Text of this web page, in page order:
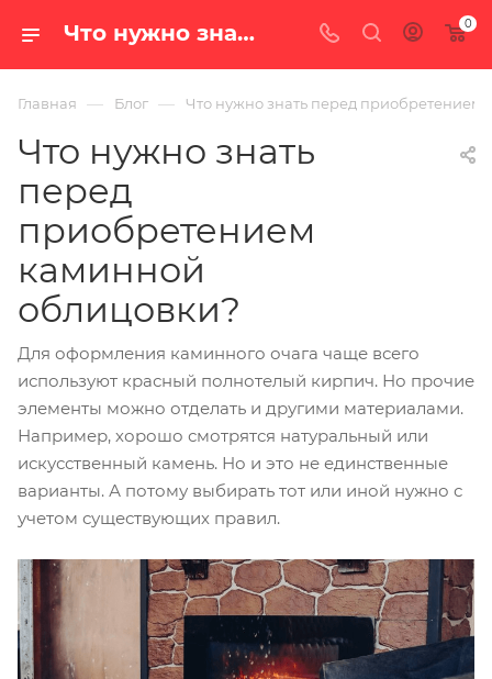
Что нужно знать перед приобретением каминной облицовки — блог интернет-магазина «100 печей.ру» 0
Главная — Блог — Что нужно знать перед приобретением
Что нужно знать
перед
приобретением
каминной
облицовки?
Для оформления каминного очага чаще всего
используют красный полнотелый кирпич. Но прочие
элементы можно отделать и другими материалами.
Например, хорошо смотрятся натуральный или
искусственный камень. Но и это не единственные
варианты. А потому выбирать тот или иной нужно с
учетом существующих правил.